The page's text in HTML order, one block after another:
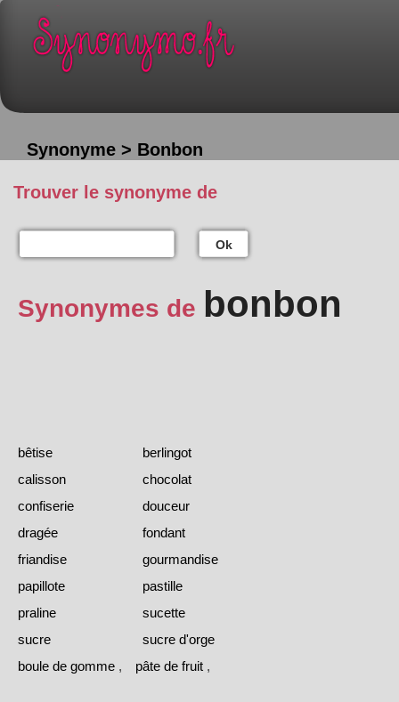
Synonyme > Bonbon
Trouver le synonyme de
Ok
Synonymes de bonbon
bêtise
berlingot
calisson
chocolat
confiserie
douceur
dragée
fondant
friandise
gourmandise
papillote
pastille
praline
sucette
sucre
sucre d'orge
boule de gomme , pâte de fruit ,